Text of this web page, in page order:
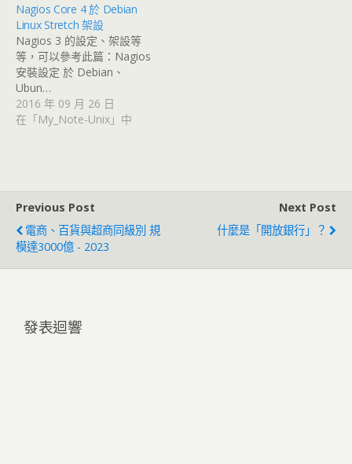
Nagios Core 4 於 Debian
Linux Stretch 架設
Nagios 3 的設定、架設等
等，可以參考此篇：Nagios
安裝設定 於 Debian、
Ubun…
2016 年 09 月 26 日
在「My_Note-Unix」中
Previous Post
電商、百貨與超商同級別 規
模達3000億 - 2023
Next Post
什麼是「開放銀行」？
發表迴響